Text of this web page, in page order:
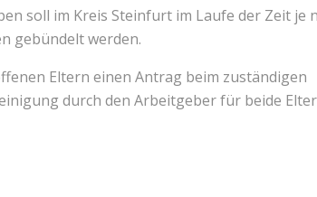
soll im Kreis Steinfurt im Laufe der Zeit je
gebündelt werden.
Eltern einen Antrag beim zuständigen
durch den Arbeitgeber für beide